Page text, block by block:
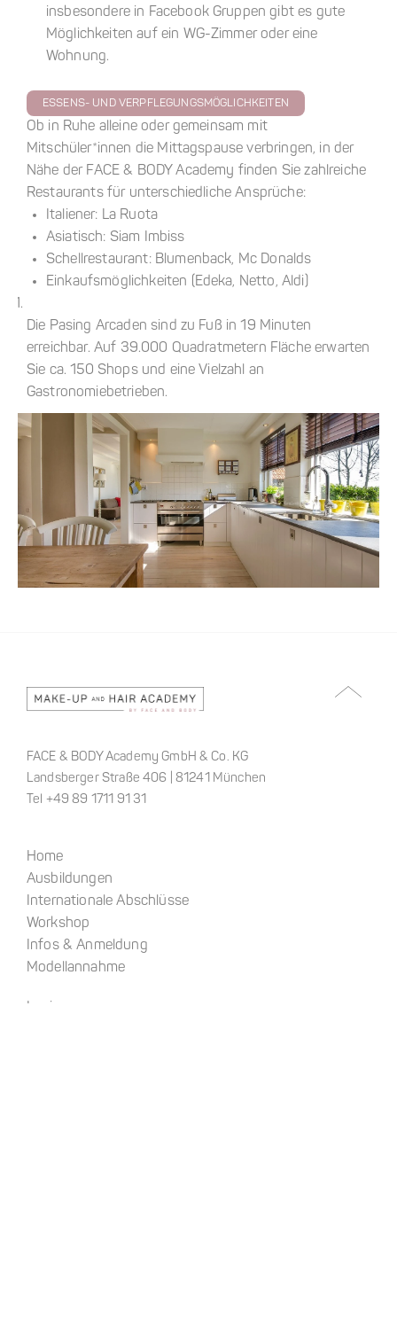
insbesondere in Facebook Gruppen gibt es gute
Möglichkeiten auf ein WG-Zimmer oder eine
Wohnung.
ESSENS- UND VERPFLEGUNGSMÖGLICHKEITEN
Ob in Ruhe alleine oder gemeinsam mit
Mitschüler*innen die Mittagspause verbringen, in der
Nähe der FACE & BODY Academy finden Sie zahlreiche
Restaurants für unterschiedliche Ansprüche:
Italiener: La Ruota
Asiatisch: Siam Imbiss
Schellrestaurant: Blumenback, Mc Donalds
Einkaufsmöglichkeiten (Edeka, Netto, Aldi)
Die Pasing Arcaden sind zu Fuß in 19 Minuten
erreichbar. Auf 39.000 Quadratmetern Fläche erwarten
Sie ca. 150 Shops und eine Vielzahl an
Gastronomiebetrieben.
FACE & BODY Academy GmbH & Co. KG
Landsberger Straße 406 | 81241 München
Tel +49 89 1711 91 31
Home
Ausbildungen
Internationale Abschlüsse
Workshop
Infos & Anmeldung
Modellannahme
Login